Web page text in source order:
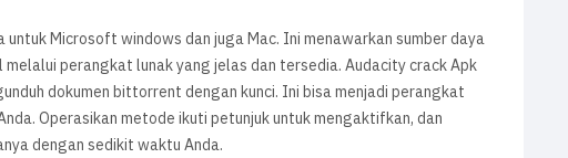
Microsoft windows dan juga Mac. Ini menawarkan sumber daya
perangkat lunak yang jelas dan tersedia. Audacity crack Apk
dokumen bittorrent dengan kunci. Ini bisa menjadi perangkat
Operasikan metode ikuti petunjuk untuk mengaktifkan, dan
dengan sedikit waktu Anda.